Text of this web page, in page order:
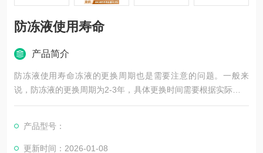
防冻液使用寿命
产品简介
防冻液使用寿命冻液的更换周期也是需要注意的问题。一般来
说，防冻液的更换周期为2-3年，具体更换时间需要根据实际情况
来确定。如果防冻液的颜色变深、变浑浊或者出现异味，说明防
在使用防冻液时，还需要注意以下几点：首先，防冻液在使用前
产品型号：
更新时间：2026-01-08